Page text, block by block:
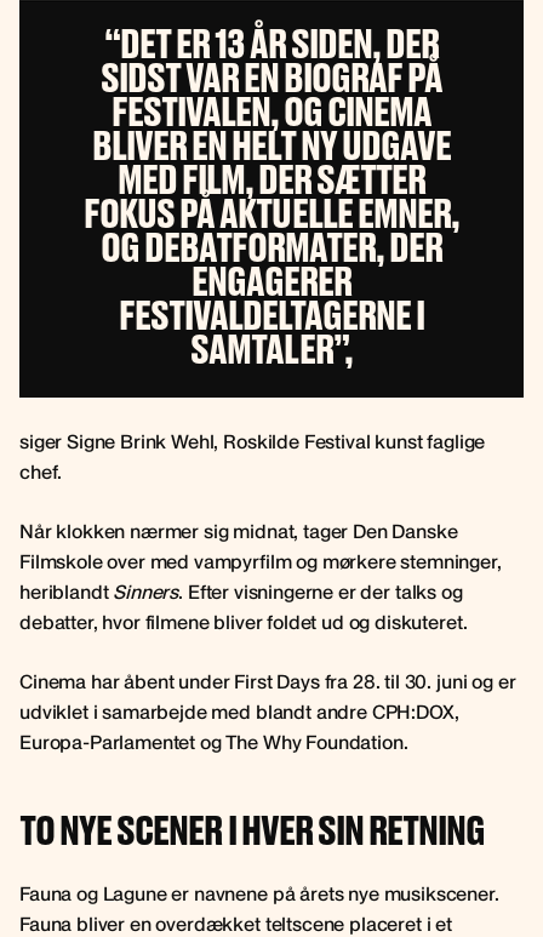
“DET ER 13 ÅR SIDEN, DER
SIDST VAR EN BIOGRAF PÅ
FESTIVALEN, OG CINEMA
BLIVER EN HELT NY UDGAVE
MED FILM, DER SÆTTER
FOKUS PÅ AKTUELLE EMNER,
OG DEBATFORMATER, DER
ENGAGERER
FESTIVALDELTAGERNE I
SAMTALER”,
siger Signe Brink Wehl, Roskilde Festival kunst faglige
chef.
Når klokken nærmer sig midnat, tager Den Danske
Filmskole over med vampyrfilm og mørkere stemninger,
heriblandtSinners. Efter visningerne er der talks og
debatter, hvor filmene bliver foldet ud og diskuteret.
Cinema har åbent under First Days fra 28. til 30. juni og er
udviklet i samarbejde med blandt andre CPH:DOX,
Europa-Parlamentet og The Why Foundation.
TO NYE SCENER I HVER SIN RETNING
Fauna og Lagune er navnene på årets nye musikscener.
Fauna bliver en overdækket teltscene placeret i et